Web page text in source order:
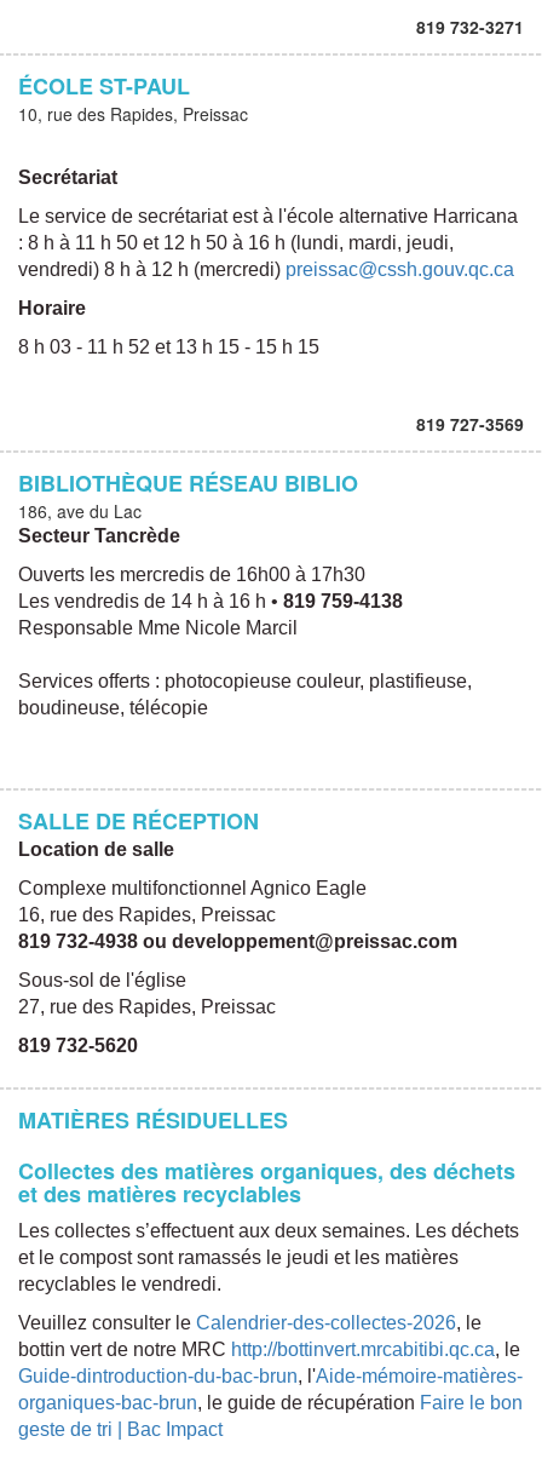
819 732-3271
ÉCOLE ST-PAUL
10, rue des Rapides, Preissac
Secrétariat
Le service de secrétariat est à l'école alternative Harricana
: 8 h à 11 h 50 et 12 h 50 à 16 h (lundi, mardi, jeudi,
vendredi) 8 h à 12 h (mercredi) preissac@cssh.gouv.qc.ca
Horaire
8 h 03 - 11 h 52 et 13 h 15 - 15 h 15
819 727-3569
BIBLIOTHÈQUE RÉSEAU BIBLIO
186, ave du Lac
Secteur Tancrède
Ouverts les mercredis de 16h00 à 17h30
Les vendredis de 14 h à 16 h • 819 759-4138
Responsable Mme Nicole Marcil
Services offerts : photocopieuse couleur, plastifieuse,
boudineuse, télécopie
SALLE DE RÉCEPTION
Location de salle
Complexe multifonctionnel Agnico Eagle
16, rue des Rapides, Preissac
819 732-4938 ou developpement@preissac.com
Sous-sol de l'église
27, rue des Rapides, Preissac
819 732-5620
MATIÈRES RÉSIDUELLES
Collectes des matières organiques, des déchets
et des matières recyclables
Les collectes s’effectuent aux deux semaines. Les déchets
et le compost sont ramassés le jeudi et les matières
recyclables le vendredi.
Veuillez consulter le Calendrier-des-collectes-2026, le
bottin vert de notre MRC http://bottinvert.mrcabitibi.qc.ca, le
Guide-dintroduction-du-bac-brun, l'Aide-mémoire-matières-
organiques-bac-brun, le guide de récupération Faire le bon
geste de tri | Bac Impact